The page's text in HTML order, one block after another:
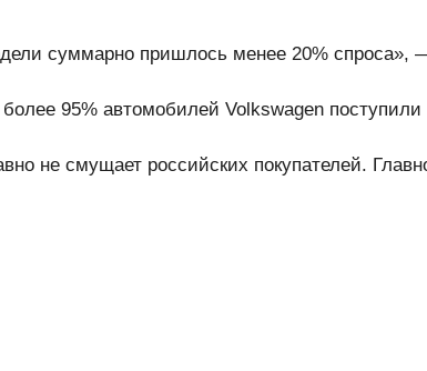
суммарно пришлось менее 20% спроса»,
более 95% автомобилей Volkswagen
не смущает российских покупателей.